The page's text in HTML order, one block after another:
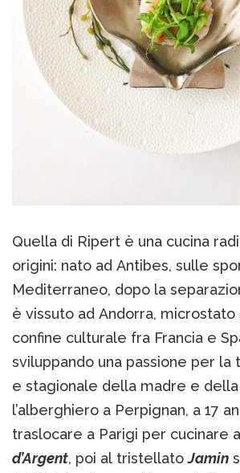
Quella di Ripert è una cucina
origini: nato ad Antibes, sulle
Mediterraneo, dopo la
è vissuto ad Andorra, microstato
confine culturale fra Francia e
sviluppando una passione per la
e stagionale della madre e della
l’alberghiero a Perpignan, a 17
traslocare a Parigi per cucinare
d’Argent, poi al tristellatoJamin